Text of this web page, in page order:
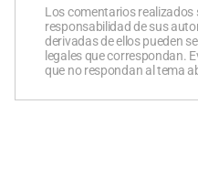
Los comentarios realizados
responsabilidad de sus
derivadas de ellos pueden
legales que correspondan.
que no respondan al tema